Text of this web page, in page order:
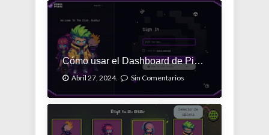
Cómo usar el Dashboard de PixelVerse
Abril 27, 2024. Sin Comentarios